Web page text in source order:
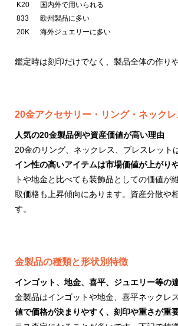
K20
国内外で用いられる
833
欧州製品に多い
20K
海外ジュエリーに多い
鑑定時は刻印だけでなく、製品全体の作り
20金アクセサリー・リング・ネック
人気の20金製品例や資産価値が高い理由
20金のリング、ネックレス、ブレスレット
イン性の高いアイテムは市場価値が上がり
トや地金と比べても装飾品としての価値
取価格も上昇傾向にあります。資産分散や
す。
金製品の種類と形状別特徴
インゴット、地金、喜平、ジュエリー等の
金製品はインゴットや地金、喜平ネックレ
値で価格が決まりやすく、刻印や重さが重